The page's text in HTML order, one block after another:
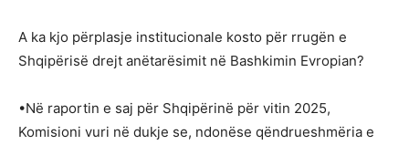
A ka kjo përplasje institucionale kosto për rrugën e
Shqipërisë drejt anëtarësimit në Bashkimin Evropian?
•Në raportin e saj për Shqipërinë për vitin 2025,
Komisioni vuri në dukje se, ndonëse qëndrueshmëria e